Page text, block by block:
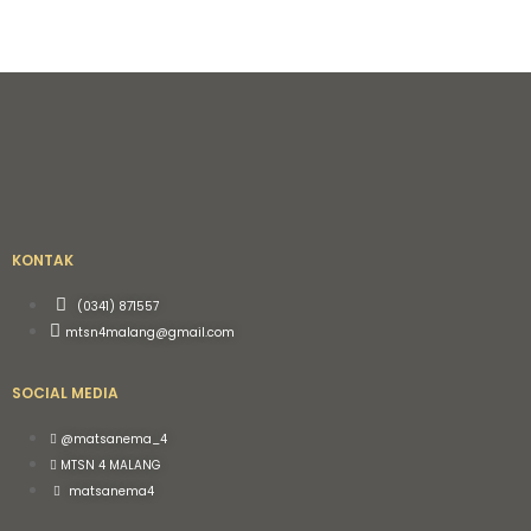
KONTAK
(0341) 871557
mtsn4malang@gmail.com
SOCIAL MEDIA
@matsanema_4
MTSN 4 MALANG
matsanema4